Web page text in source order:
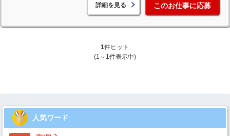
詳細を見る このお仕事に応募
1件ヒット
(1～1件表示中)
人気ワード